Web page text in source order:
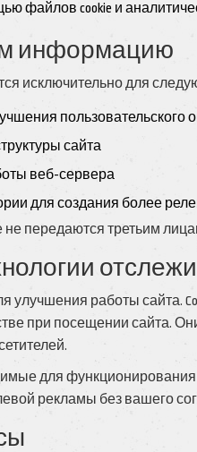
файлов cookie и
информацию
исключительно для
пользовательского
сайта
веб-сервера
для создания более
передаются третьим
улучшения работы сайта.
при посещении сайта.
для функционирования
рекламы без вашего